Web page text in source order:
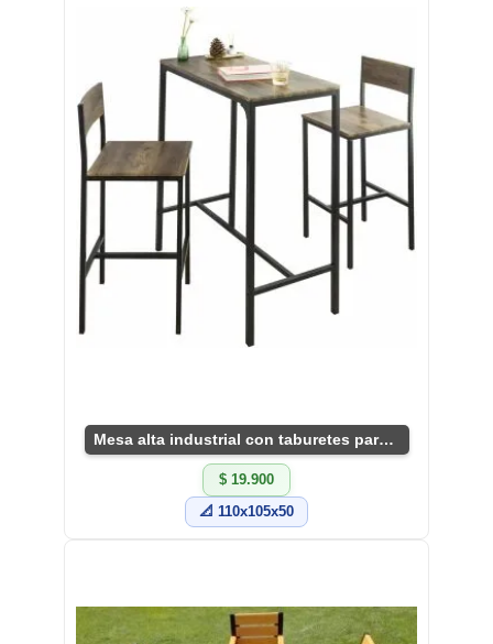
Mesa alta industrial con taburetes para cocina
$ 19.900
📐 110x105x50